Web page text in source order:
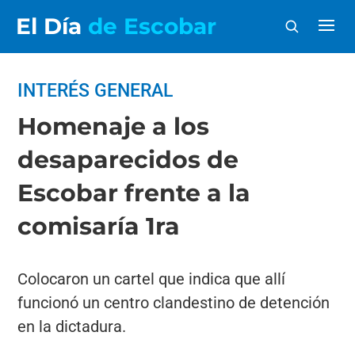
El Día de Escobar
INTERÉS GENERAL
Homenaje a los
desaparecidos de
Escobar frente a la
comisaría 1ra
Colocaron un cartel que indica que allí
funcionó un centro clandestino de detención
en la dictadura.